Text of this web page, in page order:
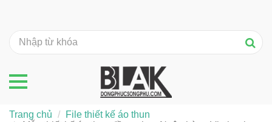
Trang chủ
File thiết kế áo thun